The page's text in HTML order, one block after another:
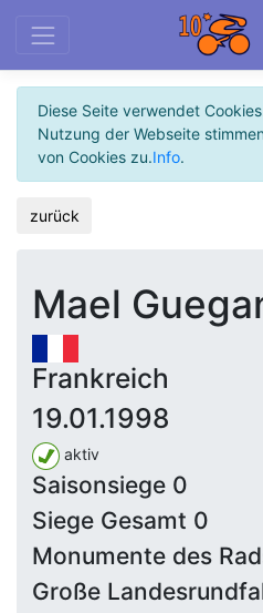
Diese Seite verwendet
Nutzung der Webseite
von Cookies zu.Info.
zurück
Mael
Frankreich
19.01.1998
aktiv
Saisonsiege 0
Siege Gesamt 0
Monumente des
Große